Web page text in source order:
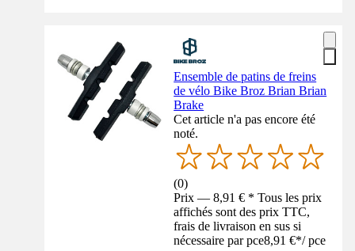
Ensemble de patins de freins
de vélo Bike Broz Brian Brian
Brake
Cet article n'a pas encore été
noté.
(0)
Prix — 8,91 € * Tous les prix
affichés sont des prix TTC,
frais de livraison en sus si
nécessaire par pce8,91 €*/ pce